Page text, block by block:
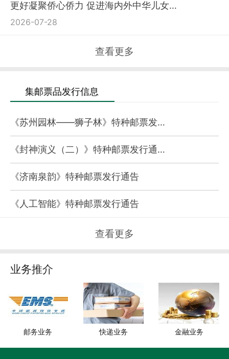
更好凝聚侨心侨力 促进海内外中华儿女…
2026-07-28
查看更多
集邮票品发行信息
《苏州园林——狮子林》特种邮票发…
《封神演义（二）》特种邮票发行通…
《济南泉韵》特种邮票发行通告
《人工智能》特种邮票发行通告
查看更多
业务推介
邮务业务 快递业务 金融业务